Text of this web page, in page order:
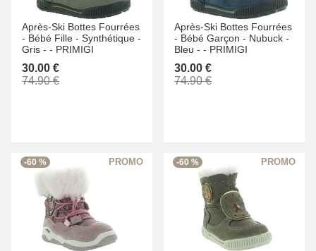
Après-Ski Bottes Fourrées
- Bébé Fille - Synthétique -
Gris - - PRIMIGI
30.00 €
74.90 €
Après-Ski Bottes Fourrées
- Bébé Garçon - Nubuck -
Bleu - - PRIMIGI
30.00 €
74.90 €
-60 % -60 %